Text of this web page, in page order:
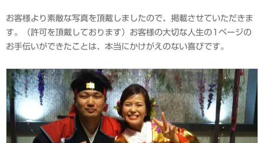
お客様より素敵な写真を頂戴しましたので、掲載させていただきま
す。（許可を頂戴しております）お客様の大切な人生の1ページの
お手伝いができたことは、本当にかけがえのない喜びです。